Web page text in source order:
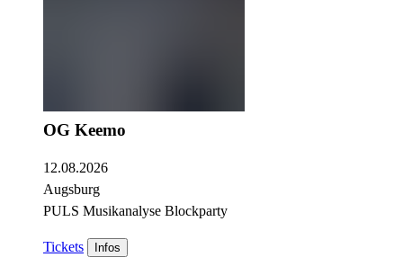
OG Keemo
12.08.2026
Augsburg
PULS Musikanalyse Blockparty
Tickets Infos